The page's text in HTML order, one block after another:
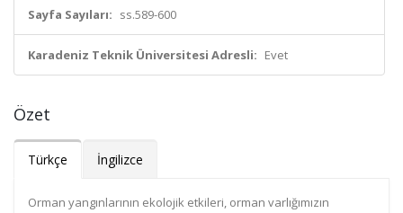
Sayfa Sayıları: ss.589-600
Karadeniz Teknik Üniversitesi Adresli: Evet
Özet
Türkçe İngilizce
Orman yangınlarının ekolojik etkileri, orman varlığımızın